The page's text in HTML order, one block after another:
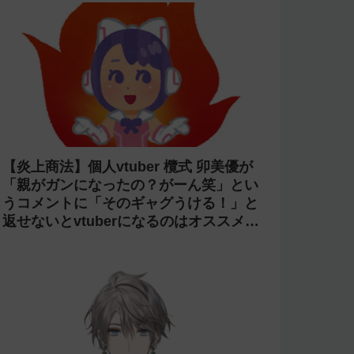
【炎上商法】個人vtuber 欖式 卯美優が
「親がガンになったの？がーん笑」とい
うコメントに「そのギャグうける！」と
返せないとvtuberになるのはオススメし